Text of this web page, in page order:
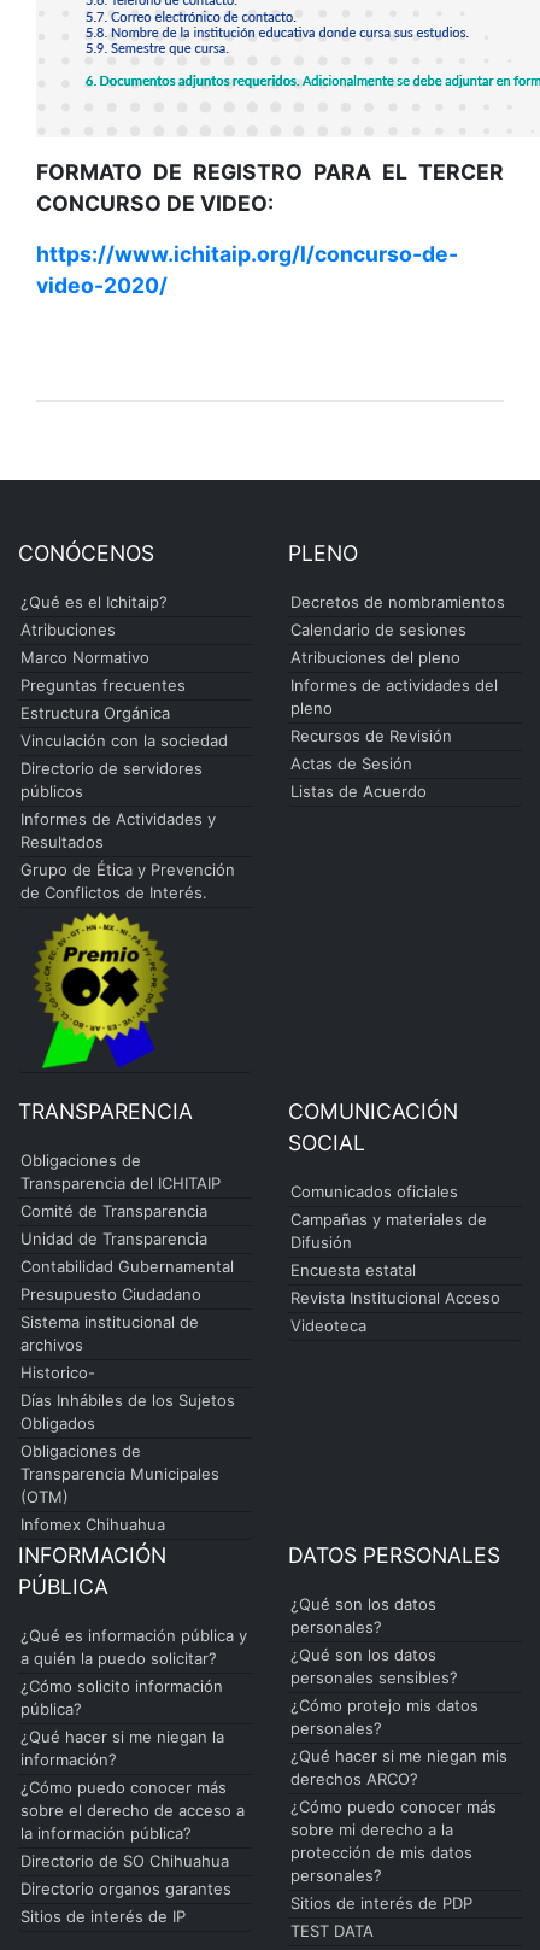
FORMATO DE REGISTRO PARA EL TERCER
CONCURSO DE VIDEO:
https://www.ichitaip.org/l/concurso-de-
video-2020/
CONÓCENOS
¿Qué es el Ichitaip?
Atribuciones
Marco Normativo
Preguntas frecuentes
Estructura Orgánica
Vinculación con la sociedad
Directorio de servidores
públicos
Informes de Actividades y
Resultados
Grupo de Ética y Prevención
de Conflictos de Interés.
PLENO
Decretos de nombramientos
Calendario de sesiones
Atribuciones del pleno
Informes de actividades del
pleno
Recursos de Revisión
Actas de Sesión
Listas de Acuerdo
TRANSPARENCIA
Obligaciones de
Transparencia del ICHITAIP
Comité de Transparencia
Unidad de Transparencia
Contabilidad Gubernamental
Presupuesto Ciudadano
Sistema institucional de
archivos
Historico-
Días Inhábiles de los Sujetos
Obligados
Obligaciones de
Transparencia Municipales
(OTM)
Infomex Chihuahua
COMUNICACIÓN
SOCIAL
Comunicados oficiales
Campañas y materiales de
Difusión
Encuesta estatal
Revista Institucional Acceso
Videoteca
INFORMACIÓN
PÚBLICA
¿Qué es información pública y
a quién la puedo solicitar?
¿Cómo solicito información
pública?
¿Qué hacer si me niegan la
información?
¿Cómo puedo conocer más
sobre el derecho de acceso a
la información pública?
Directorio de SO Chihuahua
Directorio organos garantes
Sitios de interés de IP
DATOS PERSONALES
¿Qué son los datos
personales?
¿Qué son los datos
personales sensibles?
¿Cómo protejo mis datos
personales?
¿Qué hacer si me niegan mis
derechos ARCO?
¿Cómo puedo conocer más
sobre mi derecho a la
protección de mis datos
personales?
Sitios de interés de PDP
TEST DATA